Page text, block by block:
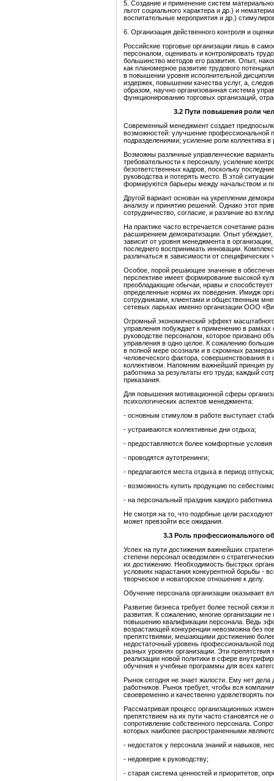
5. Создание и применение систем
льгот социального характера и др.) и
воспитательные мероприятия и др.)
6. Организация действенного контроля и
Российские торговые организации лишь в
персоналом, оценивать и контролировать
большинство методов его развития. Опыт,
как планомерное развитие трудового
в повышении уровня исполнительной
издержек, повышении качества услуг, а,
образом, научно организованная система
функционированию торговых организаций,
3.2 Пути повышенияроли
Современный менеджмент создает
возможностей: улучшение профессиональной
подразделениями; усиление роли коллектива
Возможны различные управленческие
требовательности к персоналу, усиление
безответственных кадров, поскольку
руководства и потерять место. В этой
формируются барьеры между начальством и
Другой вариант основан на укреплении
анализу и принятию решений. Однако этот
сотрудничество, согласие, и различие во
На практике часто встречается сочетание
расширением демократизации. Опыт убеждает,
зависит от уровня менеджмента в
последнего воспринимать инновации.
различаться в зависимости от специфических
Особое, порой решающее значение в
перспективе имеет формирование высокой
преобладающие обычаи, нравы и
определенные нормы их поведения. Имидж
сотрудниками, клиентами и общественным
сетевых ларьках именно организации ООО
Огромный экономический эффект
управления побуждает к применению в рамках
руководстве персоналом, которое призвано
управления в одно целое. К сожалению
в полной мере осознали и в скромных
человеческого фактора, совершенствования
коллективом. Напомним важнейший принцип
работника за результаты его труда; каждый
приказания.
Для повышения мотивационной сферы
психологических аспектов менеджмента:
- основным стимулом в работе выступает
- устраиваются коллективные дни отдыха;
- предоставляются более комфортные условия
- проводятся аутотренинги;
- предлагаются места отдыха в период отпуска;
- возможность купить продукцию по
- на персональный праздник каждого
Не смотря на то, что подобные цели
может превзойти все ожидания.
3.3 Роль профессионального
Успех на пути достижения важнейших
степени персонал осведомлен о
их достижению. Необходимость быстрых
условиях нарастания конкурентной борьбы -
творческое и новаторское отношение к делу.
Обучение персонала организации оказывает
Развитие бизнеса требует более тесной связи
развития. К сожалению, многие организации
повышению квалификации персонала. Ведь
возрастающей конкуренции невозможна без
препятствиями, мешающими достижению
недостаточный уровень профессиональной
разных уровнях организации. Эти
реализации новой политики в сфере
обучения и учебные программы для всех
Рынок сегодня не знает жалости. Ему нет
работников. Рынок требует, чтобы вся
своевременно и качественно удовлетворять
Рассматривая процесс организационных
препятствием на их пути часто становятся не
сопротивление собственного персонала.
которых наиболее распространенными
- недостаток у персонала знаний и навыков,
- недоверие к руководству;
- старая система ценностей и приоритетов,